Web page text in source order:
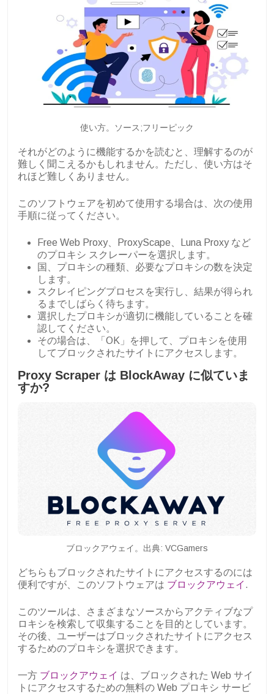
使い方。ソース;フリーピック
それがどのように機能するかを読むと、理解するのが
難しく聞こえるかもしれません。ただし、使い方はそ
れほど難しくありません。
このソフトウェアを初めて使用する場合は、次の使用
手順に従ってください。
Free Web Proxy、ProxyScape、Luna Proxy など
のプロキシ スクレーパーを選択します。
国、プロキシの種類、必要なプロキシの数を決定
します。
スクレイピングプロセスを実行し、結果が得られ
るまでしばらく待ちます。
選択したプロキシが適切に機能していることを確
認してください。
その場合は、「OK」を押して、プロキシを使用
してブロックされたサイトにアクセスします。
Proxy Scraper は BlockAway に似ていま
すか?
ブロックアウェイ。出典: VCGamers
どちらもブロックされたサイトにアクセスするのには
便利ですが、このソフトウェアは ブロックアウェイ .
このツールは、さまざまなソースからアクティブなプ
ロキシを検索して収集することを目的としています。
その後、ユーザーはブロックされたサイトにアクセス
するためのプロキシを選択できます。
一方 ブロックアウェイ は、ブロックされた Web サイ
トにアクセスするための無料の Web プロキシ サービ